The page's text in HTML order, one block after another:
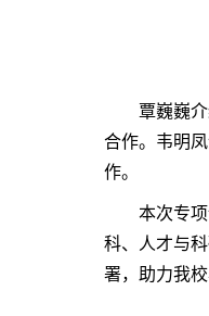
覃巍巍
合作。韦明
作。
本次专
科、人才与
署，助力我